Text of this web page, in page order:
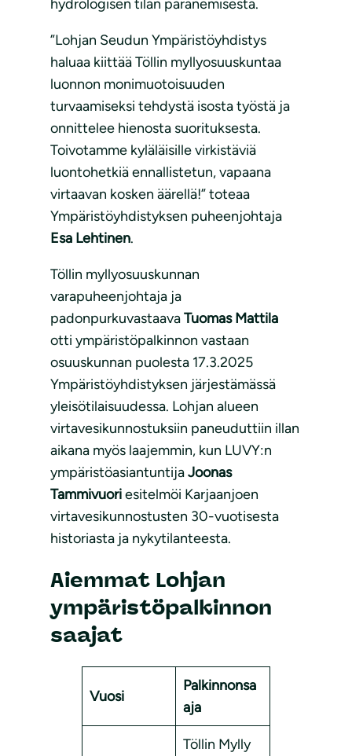
hydrologisen tilan paranemisesta.
”Lohjan Seudun Ympäristöyhdistys
haluaa kiittää Töllin myllyosuuskuntaa
luonnon monimuotoisuuden
turvaamiseksi tehdystä isosta työstä ja
onnittelee hienosta suorituksesta.
Toivotamme kyläläisille virkistäviä
luontohetkiä ennallistetun, vapaana
virtaavan kosken äärellä!” toteaa
Ympäristöyhdistyksen puheenjohtaja
Esa Lehtinen.
Töllin myllyosuuskunnan
varapuheenjohtaja ja
padonpurkuvastaavaTuomas Mattila
otti ympäristöpalkinnon vastaan
osuuskunnan puolesta 17.3.2025
Ympäristöyhdistyksen järjestämässä
yleisötilaisuudessa. Lohjan alueen
virtavesikunnostuksiin paneuduttiin illan
aikana myös laajemmin, kun LUVY:n
ympäristöasiantuntijaJoonas
Tammivuoriesitelmöi Karjaanjoen
virtavesikunnostusten 30-vuotisesta
historiasta ja nykytilanteesta.
Aiemmat Lohjan
ympäristöpalkinnon
saajat
Vuosi
Palkinnonsa
aja
Töllin Mylly